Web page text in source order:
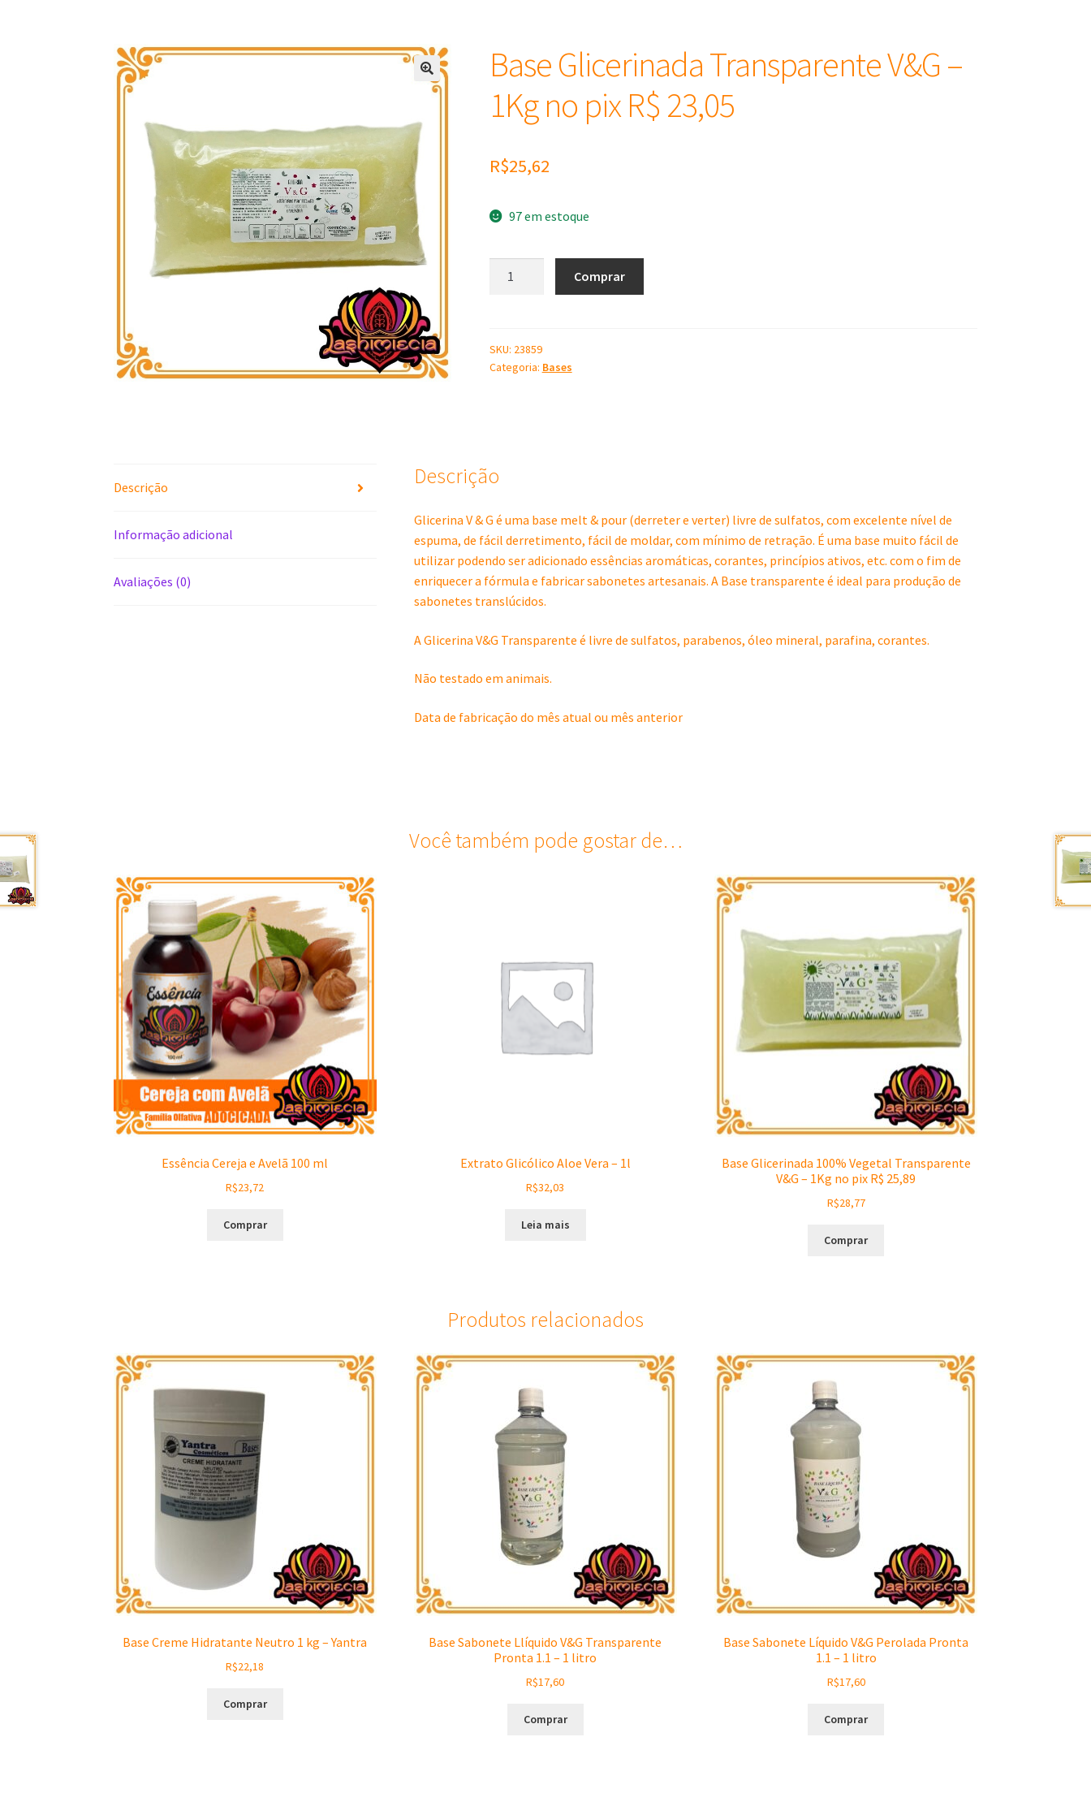
Base Glicerinada Transparente V&G –
1Kg no pix R$ 23,05
R$25,62
97 em estoque
-
1Kg
quantidade
Comprar
SKU: 23859
Categoria: Bases
Descrição
Informação adicional
Avaliações (0)
Descrição
Glicerina V & G é uma base melt & pour (derreter e verter) livre de sulfatos, com excelente nível de
espuma, de fácil derretimento, fácil de moldar, com mínimo de retração. É uma base muito fácil de
utilizar podendo ser adicionado essências aromáticas, corantes, princípios ativos, etc. com o fim de
enriquecer a fórmula e fabricar sabonetes artesanais. A Base transparente é ideal para produção de
sabonetes translúcidos.
A Glicerina V&G Transparente é livre de sulfatos, parabenos, óleo mineral, parafina, corantes.
Não testado em animais.
Data de fabricação do mês atual ou mês anterior
Você também pode gostar de…
Essência Cereja e Avelã 100 ml
R$23,72
Comprar
Extrato Glicólico Aloe Vera – 1l
R$32,03
Leia mais
Base Glicerinada 100% Vegetal Transparente
V&G – 1Kg no pix R$ 25,89
R$28,77
Comprar
Produtos relacionados
Base Creme Hidratante Neutro 1 kg – Yantra
R$22,18
Comprar
Base Sabonete Llíquido V&G Transparente
Pronta 1.1 – 1 litro
R$17,60
Comprar
Base Sabonete Líquido V&G Perolada Pronta
1.1 – 1 litro
R$17,60
Comprar